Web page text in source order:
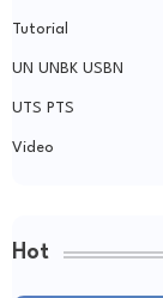
Tutorial
UN UNBK USBN
UTS PTS
Video
Hot